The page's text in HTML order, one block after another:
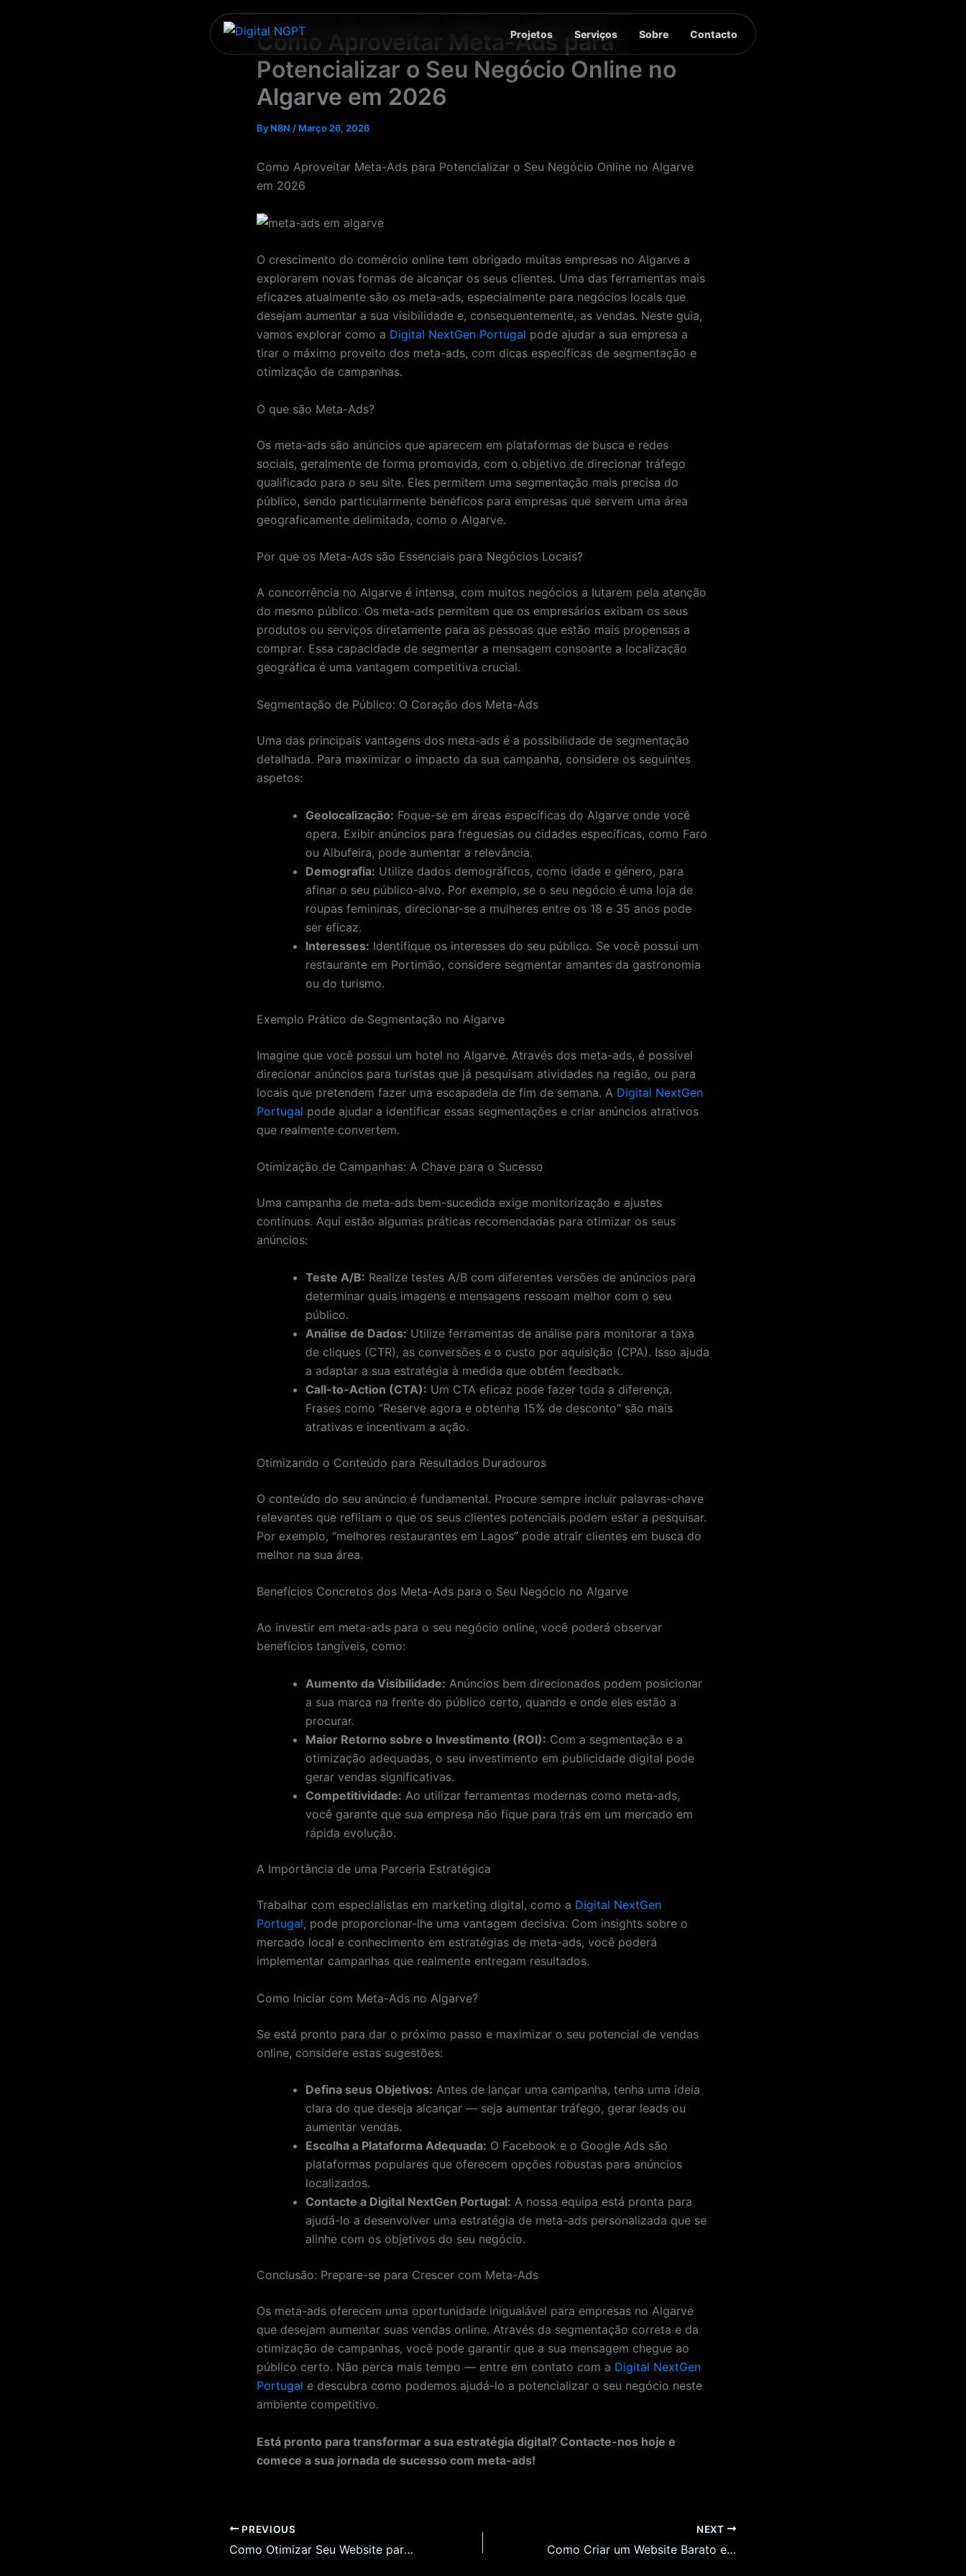
Projetos Serviços Sobre Contacto
Como Aproveitar Meta-Ads para
Potencializar o Seu Negócio Online no
Algarve em 2026
By N8N / Março 26, 2026
Como Aproveitar Meta-Ads para Potencializar o Seu Negócio Online no Algarve
em 2026
O crescimento do comércio online tem obrigado muitas empresas no Algarve a
explorarem novas formas de alcançar os seus clientes. Uma das ferramentas mais
eficazes atualmente são os meta-ads, especialmente para negócios locais que
desejam aumentar a sua visibilidade e, consequentemente, as vendas. Neste guia,
vamos explorar como a Digital NextGen Portugal pode ajudar a sua empresa a
tirar o máximo proveito dos meta-ads, com dicas específicas de segmentação e
otimização de campanhas.
O que são Meta-Ads?
Os meta-ads são anúncios que aparecem em plataformas de busca e redes
sociais, geralmente de forma promovida, com o objetivo de direcionar tráfego
qualificado para o seu site. Eles permitem uma segmentação mais precisa do
público, sendo particularmente benéficos para empresas que servem uma área
geograficamente delimitada, como o Algarve.
Por que os Meta-Ads são Essenciais para Negócios Locais?
A concorrência no Algarve é intensa, com muitos negócios a lutarem pela atenção
do mesmo público. Os meta-ads permitem que os empresários exibam os seus
produtos ou serviços diretamente para as pessoas que estão mais propensas a
comprar. Essa capacidade de segmentar a mensagem consoante a localização
geográfica é uma vantagem competitiva crucial.
Segmentação de Público: O Coração dos Meta-Ads
Uma das principais vantagens dos meta-ads é a possibilidade de segmentação
detalhada. Para maximizar o impacto da sua campanha, considere os seguintes
aspetos:
Geolocalização: Foque-se em áreas específicas do Algarve onde você
opera. Exibir anúncios para freguesias ou cidades específicas, como Faro
ou Albufeira, pode aumentar a relevância.
Demografia: Utilize dados demográficos, como idade e género, para
afinar o seu público-alvo. Por exemplo, se o seu negócio é uma loja de
roupas femininas, direcionar-se a mulheres entre os 18 e 35 anos pode
ser eficaz.
Interesses: Identifique os interesses do seu público. Se você possui um
restaurante em Portimão, considere segmentar amantes da gastronomia
ou do turismo.
Exemplo Prático de Segmentação no Algarve
Imagine que você possui um hotel no Algarve. Através dos meta-ads, é possível
direcionar anúncios para turistas que já pesquisam atividades na região, ou para
locais que pretendem fazer uma escapadela de fim de semana. A Digital NextGen
Portugal pode ajudar a identificar essas segmentações e criar anúncios atrativos
que realmente convertem.
Otimização de Campanhas: A Chave para o Sucesso
Uma campanha de meta-ads bem-sucedida exige monitorização e ajustes
contínuos. Aqui estão algumas práticas recomendadas para otimizar os seus
anúncios:
Teste A/B: Realize testes A/B com diferentes versões de anúncios para
determinar quais imagens e mensagens ressoam melhor com o seu
público.
Análise de Dados: Utilize ferramentas de análise para monitorar a taxa
de cliques (CTR), as conversões e o custo por aquisição (CPA). Isso ajuda
a adaptar a sua estratégia à medida que obtém feedback.
Call-to-Action (CTA): Um CTA eficaz pode fazer toda a diferença.
Frases como “Reserve agora e obtenha 15% de desconto” são mais
atrativas e incentivam a ação.
Otimizando o Conteúdo para Resultados Duradouros
O conteúdo do seu anúncio é fundamental. Procure sempre incluir palavras-chave
relevantes que reflitam o que os seus clientes potenciais podem estar a pesquisar.
Por exemplo, “melhores restaurantes em Lagos” pode atrair clientes em busca do
melhor na sua área.
Benefícios Concretos dos Meta-Ads para o Seu Negócio no Algarve
Ao investir em meta-ads para o seu negócio online, você poderá observar
benefícios tangíveis, como:
Aumento da Visibilidade: Anúncios bem direcionados podem posicionar
a sua marca na frente do público certo, quando e onde eles estão a
procurar.
Maior Retorno sobre o Investimento (ROI): Com a segmentação e a
otimização adequadas, o seu investimento em publicidade digital pode
gerar vendas significativas.
Competitividade: Ao utilizar ferramentas modernas como meta-ads,
você garante que sua empresa não fique para trás em um mercado em
rápida evolução.
A Importância de uma Parceria Estratégica
Trabalhar com especialistas em marketing digital, como a Digital NextGen
Portugal, pode proporcionar-lhe uma vantagem decisiva. Com insights sobre o
mercado local e conhecimento em estratégias de meta-ads, você poderá
implementar campanhas que realmente entregam resultados.
Como Iniciar com Meta-Ads no Algarve?
Se está pronto para dar o próximo passo e maximizar o seu potencial de vendas
online, considere estas sugestões:
Defina seus Objetivos: Antes de lançar uma campanha, tenha uma ideia
clara do que deseja alcançar — seja aumentar tráfego, gerar leads ou
aumentar vendas.
Escolha a Plataforma Adequada: O Facebook e o Google Ads são
plataformas populares que oferecem opções robustas para anúncios
localizados.
Contacte a Digital NextGen Portugal: A nossa equipa está pronta para
ajudá-lo a desenvolver uma estratégia de meta-ads personalizada que se
alinhe com os objetivos do seu negócio.
Conclusão: Prepare-se para Crescer com Meta-Ads
Os meta-ads oferecem uma oportunidade inigualável para empresas no Algarve
que desejam aumentar suas vendas online. Através da segmentação correta e da
otimização de campanhas, você pode garantir que a sua mensagem chegue ao
público certo. Não perca mais tempo — entre em contato com a Digital NextGen
Portugal e descubra como podemos ajudá-lo a potencializar o seu negócio neste
ambiente competitivo.
Está pronto para transformar a sua estratégia digital? Contacte-nos hoje e
comece a sua jornada de sucesso com meta-ads!
PREVIOUS
Como Otimizar Seu Website para SEO em Ponte de Lima: Guia Completo para 2026
NEXT
Como Criar um Website Barato em Viana do Castelo: O Seu Guia Definitivo para 2026